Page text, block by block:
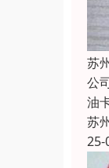
苏
公
油
苏
25-